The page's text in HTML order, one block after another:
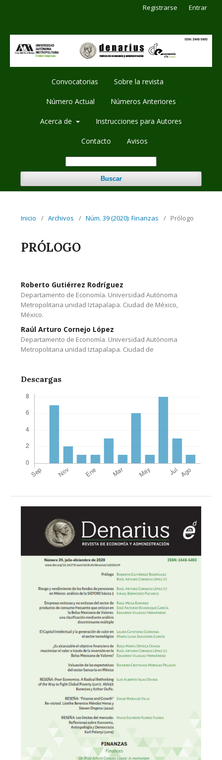
Convocatorias Sobre la revista
Número Actual Números Anteriores
Acerca de Instrucciones para Autores
Contacto Avisos
Buscar
Registrarse Entrar
Inicio / Archivos / Núm. 39 (2020): Finanzas / Prólogo
PRÓLOGO
Roberto Gutiérrez Rodríguez
Departamento de Economía. Universidad Autónoma
Metropolitana unidad Iztapalapa. Ciudad de México,
México.
Raúl Arturo Cornejo López
Departamento de Economía. Universidad Autónoma
Metropolitana unidad Iztapalapa. Ciudad de
Descargas